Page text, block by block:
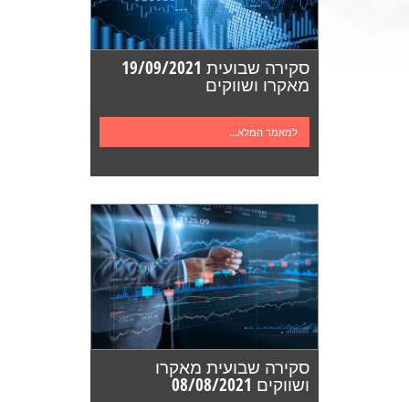
סקירה שבועית 19/09/2021
מאקרו ושווקים
למאמר המלא...
סקירה שבועית מאקרו
ושווקים 08/08/2021